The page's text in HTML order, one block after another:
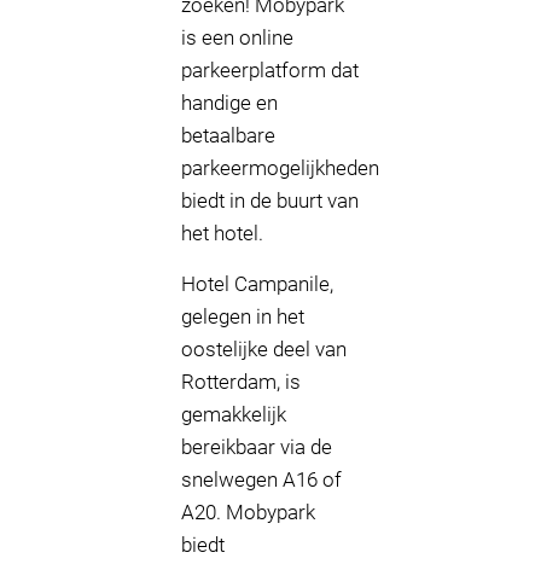
zoeken! Mobypark
is een online
parkeerplatform dat
handige en
betaalbare
parkeermogelijkheden
biedt in de buurt van
het hotel.
Hotel Campanile,
gelegen in het
oostelijke deel van
Rotterdam, is
gemakkelijk
bereikbaar via de
snelwegen A16 of
A20. Mobypark
biedt